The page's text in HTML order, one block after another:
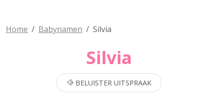
Home Babynamen Silvia
Silvia
BELUISTER UITSPRAAK